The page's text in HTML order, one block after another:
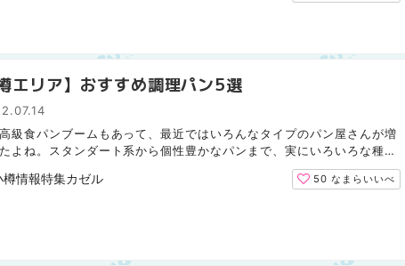
エリア】おすすめ調理パン5選
級食パンブームもあって、最近ではいろんなタイプのパン屋さんが増
よね。スタンダート系から個性豊かなパンまで、実にいろいろな種類
がありますが、そんな数多あるパンの中から、今回は私...
樽情報特集カゼル 50なまらいいべ